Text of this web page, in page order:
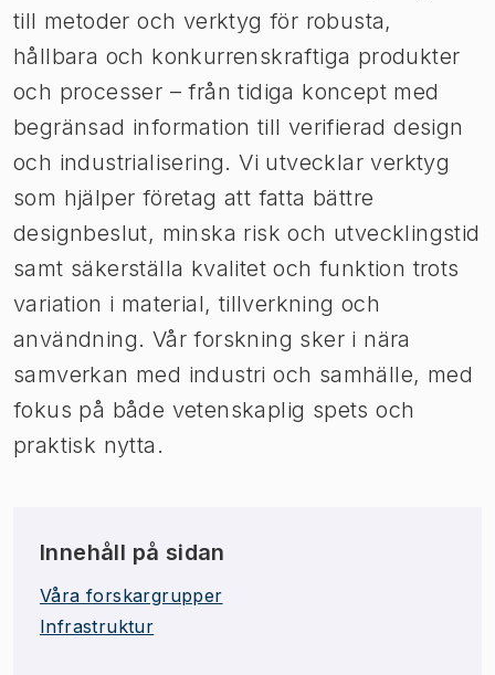
till metoder och verktyg för robusta,
hållbara och konkurrenskraftiga produkter
och processer – från tidiga koncept med
begränsad information till verifierad design
och industrialisering. Vi utvecklar verktyg
som hjälper företag att fatta bättre
designbeslut, minska risk och utvecklingstid
samt säkerställa kvalitet och funktion trots
variation i material, tillverkning och
användning. Vår forskning sker i nära
samverkan med industri och samhälle, med
fokus på både vetenskaplig spets och
praktisk nytta.
Innehåll på sidan
Våra forskargrupper
Infrastruktur